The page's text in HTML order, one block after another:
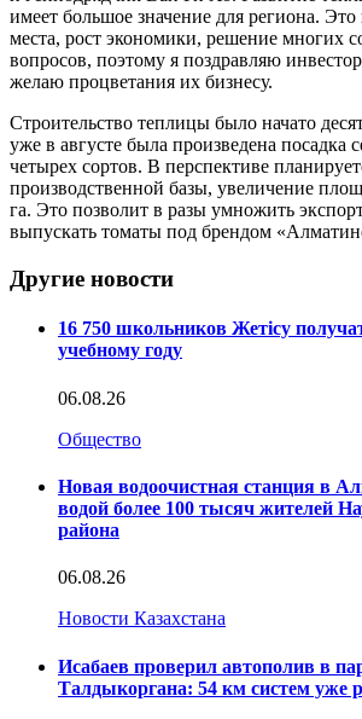
имеет большое значение для региона.
места, рост экономики, решение многих
вопросов, поэтому я поздравляю
желаю процветания их бизнесу.
Строительство теплицы было начато
уже в августе была произведена посадка
четырех сортов. В перспективе
производственной базы, увеличение
га. Это позволит в разы умножить
выпускать томаты под брендом
Другие новости
16 750 школьников Жетісу
учебному году
06.08.26
Общество
Новая водоочистная станция в
водой более 100 тысяч жителей
района
06.08.26
Новости Казахстана
Исабаев проверил автополив в
Талдыкоргана: 54 км систем уже